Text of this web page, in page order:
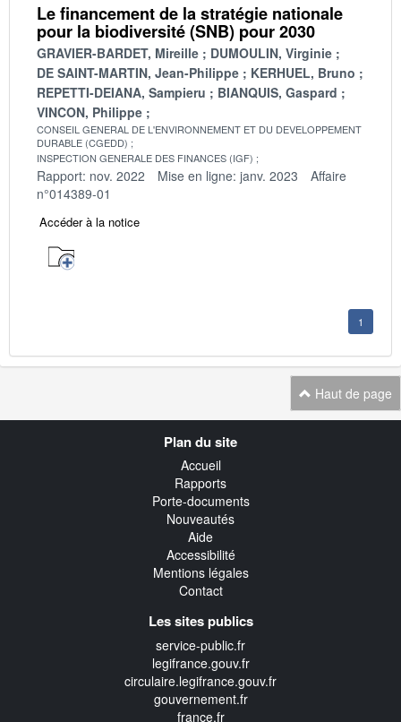
Le financement de la stratégie nationale
pour la biodiversité (SNB) pour 2030
GRAVIER-BARDET, Mireille
DUMOULIN, Virginie
DE SAINT-MARTIN, Jean-Philippe
KERHUEL, Bruno
REPETTI-DEIANA, Sampieru
BIANQUIS, Gaspard
VINCON, Philippe
CONSEIL GENERAL DE L'ENVIRONNEMENT ET DU DEVELOPPEMENT
DURABLE (CGEDD)
INSPECTION GENERALE DES FINANCES (IGF)
Rapport: nov. 2022 Mise en ligne: janv. 2023
Affaire
n°014389-01
Accéder à la notice
1
Haut de page
Plan du site
Accueil
Rapports
Porte-documents
Nouveautés
Aide
Accessibilité
Mentions légales
Contact
Les sites publics
service-public.fr
legifrance.gouv.fr
circulaire.legifrance.gouv.fr
gouvernement.fr
france.fr